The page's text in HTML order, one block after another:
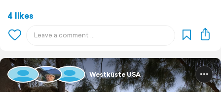
4 likes
Westküste USA